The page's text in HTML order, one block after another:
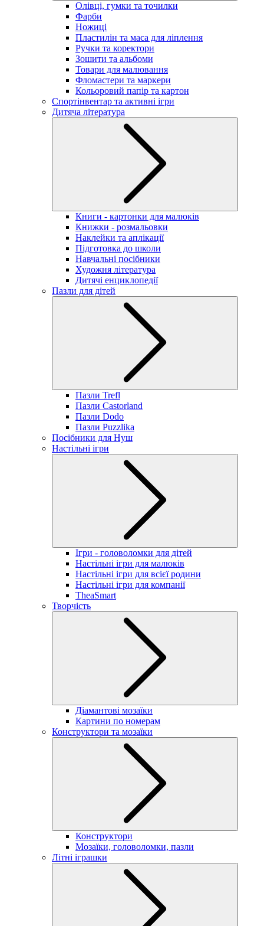
Олівці, гумки та точилки
Фарби
Ножиці
Пластилін та маса для ліплення
Ручки та коректори
Зошити та альбоми
Товари для малювання
Фломастери та маркери
Кольоровий папір та картон
Спортінвентар та активні ігри
Дитяча література
Книги - картонки для малюків
Книжки - розмальовки
Наклейки та аплікації
Підготовка до школи
Навчальні посібники
Художня література
Дитячі енциклопедії
Пазли для дітей
Пазли Trefl
Пазли Castorland
Пазли Dodo
Пазли Puzzlika
Посібники для Нуш
Настільні ігри
Ігри - головоломки для дітей
Настільні ігри для малюків
Настільні ігри для всієї родини
Настільні ігри для компанії
TheaSmart
Творчість
Діамантові мозаїки
Картини по номерам
Конструктори та мозаїки
Конструктори
Мозаїки, головоломки, пазли
Літні іграшки